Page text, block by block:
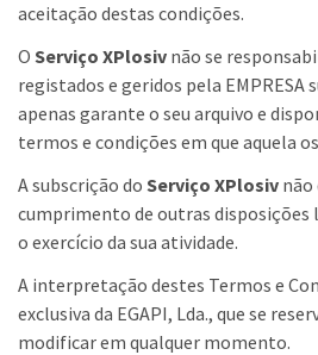
aceitação destas condições.
O Serviço XPlosiv não se
registados e geridos pela EMPRESA
apenas garante o seu arquivo e
termos e condições em que aquela
A subscrição do Serviço XPlosiv não
cumprimento de outras disposições
o exercício da sua atividade.
A interpretação destes Termos e
exclusiva da EGAPI, Lda., que se
modificar em qualquer momento.